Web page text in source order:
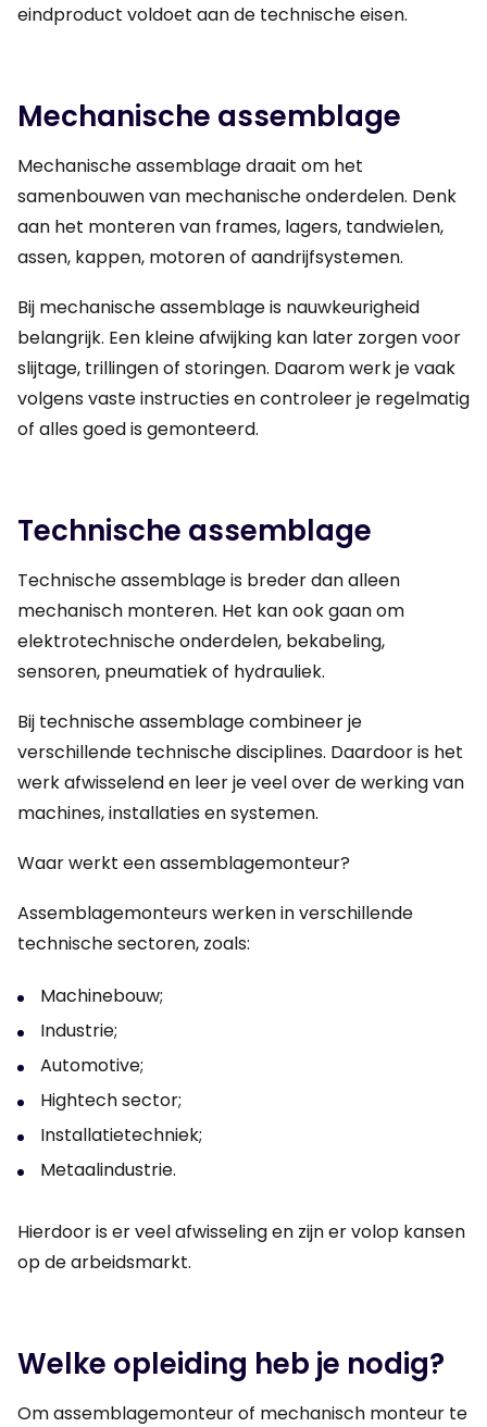
eindproduct voldoet aan de technische eisen.
Mechanische assemblage
Mechanische assemblage draait om het
samenbouwen van mechanische onderdelen. Denk
aan het monteren van frames, lagers, tandwielen,
assen, kappen, motoren of aandrijfsystemen.
Bij mechanische assemblage is nauwkeurigheid
belangrijk. Een kleine afwijking kan later zorgen voor
slijtage, trillingen of storingen. Daarom werk je vaak
volgens vaste instructies en controleer je regelmatig
of alles goed is gemonteerd.
Technische assemblage
Technische assemblage is breder dan alleen
mechanisch monteren. Het kan ook gaan om
elektrotechnische onderdelen, bekabeling,
sensoren, pneumatiek of hydrauliek.
Bij technische assemblage combineer je
verschillende technische disciplines. Daardoor is het
werk afwisselend en leer je veel over de werking van
machines, installaties en systemen.
Waar werkt een assemblagemonteur?
Assemblagemonteurs werken in verschillende
technische sectoren, zoals:
Machinebouw;
Industrie;
Automotive;
Hightech sector;
Installatietechniek;
Metaalindustrie.
Hierdoor is er veel afwisseling en zijn er volop kansen
op de arbeidsmarkt.
Welke opleiding heb je nodig?
Om assemblagemonteur of mechanisch monteur te